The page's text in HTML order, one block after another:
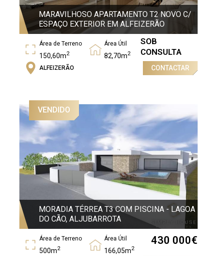
MARAVILHOSO APARTAMENTO T2 NOVO C/
ESPAÇO EXTERIOR EM ALFEIZERÃO
Área de Terreno
150,60m2
Área Útil
82,70m2
Área Bruta
SOB
CONSULTA
ALFEIZERÃO CONTACTAR
VENDIDO
MORADIA TÉRREA T3 COM PISCINA - LAGOA
DO CÃO, ALJUBARROTA
Área de Terreno
500m2
Área Útil
166,05m2
430 000€